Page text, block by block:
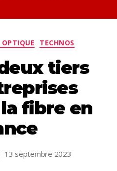
CatégoriesTECHNOS
tiers
fibre en
13 septembre 2023